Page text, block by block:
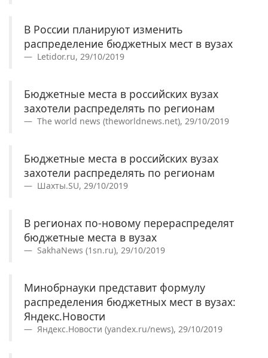
В России планируют изменить
распределение бюджетных мест в вузах
Letidor.ru, 29/10/2019
Бюджетные места в российских вузах
захотели распределять по регионам
The world news (theworldnews.net), 29/10/2019
Бюджетные места в российских вузах
захотели распределять по регионам
Шахты.SU, 29/10/2019
В регионах по-новому перераспределят
бюджетные места в вузах
SakhaNews (1sn.ru), 29/10/2019
Минобрнауки представит формулу
распределения бюджетных мест в вузах:
Яндекс.Новости
Яндекс.Новости (yandex.ru/news), 29/10/2019